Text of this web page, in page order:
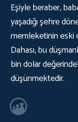
Eşiyle beraber,
yaşadığı şehre
memleketinin eski
Dahası, bu
bin dolar
düşünmektedir.